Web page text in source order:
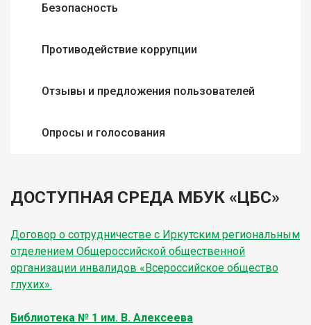
Безопасность
Противодействие коррупции
Отзывы и предложения пользователей
Опросы и голосования
ДОСТУПНАЯ СРЕДА МБУК «ЦБС»
Договор о сотрудничестве с Иркутским региональным
отделением Общероссийской общественной
организации инвалидов «Всероссийское общество
глухих».
Библиотека № 1 им. В. Алексеева